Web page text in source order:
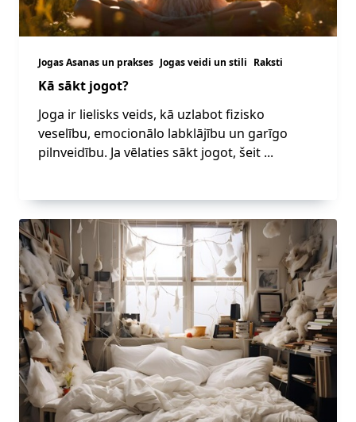
Jogas Asanas un prakses Jogas veidi un stili Raksti
Kā sākt jogot?
Joga ir lielisks veids, kā uzlabot fizisko
veselību, emocionālo labklājību un garīgo
pilnveidību. Ja vēlaties sākt jogot, šeit ...